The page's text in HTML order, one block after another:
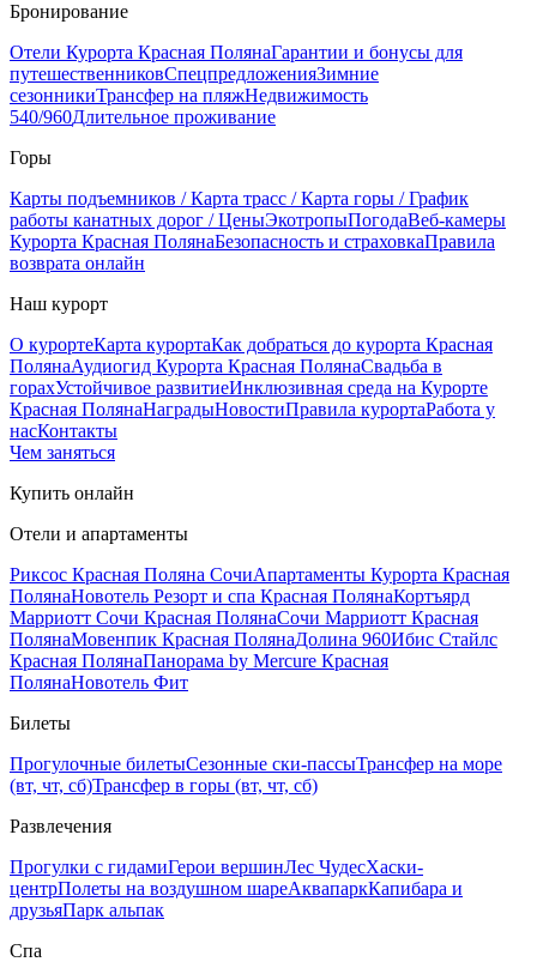
Бронирование
Отели Курорта Красная ПолянаГарантии и бонусы для
путешественниковСпецпредложенияЗимние
сезонникиТрансфер на пляжНедвижимость
540/960Длительное проживание
Горы
Карты подъемников / Карта трасс / Карта горы / График
работы канатных дорог / ЦеныЭкотропыПогодаВеб-камеры
Курорта Красная ПолянаБезопасность и страховкаПравила
возврата онлайн
Наш курорт
О курортеКарта курортаКак добраться до курорта Красная
ПолянаАудиогид Курорта Красная ПолянаСвадьба в
горахУстойчивое развитиеИнклюзивная среда на Курорте
Красная ПолянаНаградыНовостиПравила курортаРабота у
насКонтакты
Чем заняться
Купить онлайн
Отели и апартаменты
Риксос Красная Поляна СочиАпартаменты Курорта Красная
ПолянаНовотель Резорт и спа Красная ПолянаКортъярд
Марриотт Сочи Красная ПолянаСочи Марриотт Красная
ПолянаМовенпик Красная ПолянаДолина 960Ибис Стайлс
Красная ПолянаПанорама by Mercure Красная
ПолянаНовотель Фит
Билеты
Прогулочные билетыСезонные ски-пассыТрансфер на море
(вт, чт, сб)Трансфер в горы (вт, чт, сб)
Развлечения
Прогулки с гидамиГерои вершинЛес ЧудесХаски-
центрПолеты на воздушном шареАквапаркКапибара и
друзьяПарк альпак
Спа